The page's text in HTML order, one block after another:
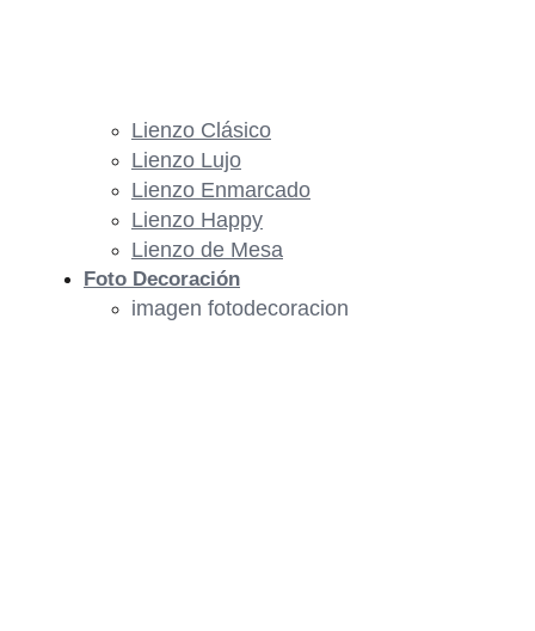
Lienzo Clásico
Lienzo Lujo
Lienzo Enmarcado
Lienzo Happy
Lienzo de Mesa
Foto Decoración
imagen fotodecoracion